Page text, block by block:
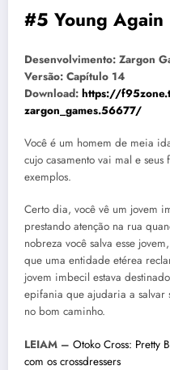
#5 Young Again
Desenvolvimento: Zargon
Versão: Capítulo 14
Download: https://
zargon_games.56677/
Você é um homem de meia
cujo casamento vai mal e seus
exemplos.
Certo dia, você vê um jovem
prestando atenção na rua
nobreza você salva esse
que uma entidade etérea
jovem imbecil estava
epifania que ajudaria a salvar
no bom caminho.
LEIAM – Otoko Cross: Pretty
com os crossdressers